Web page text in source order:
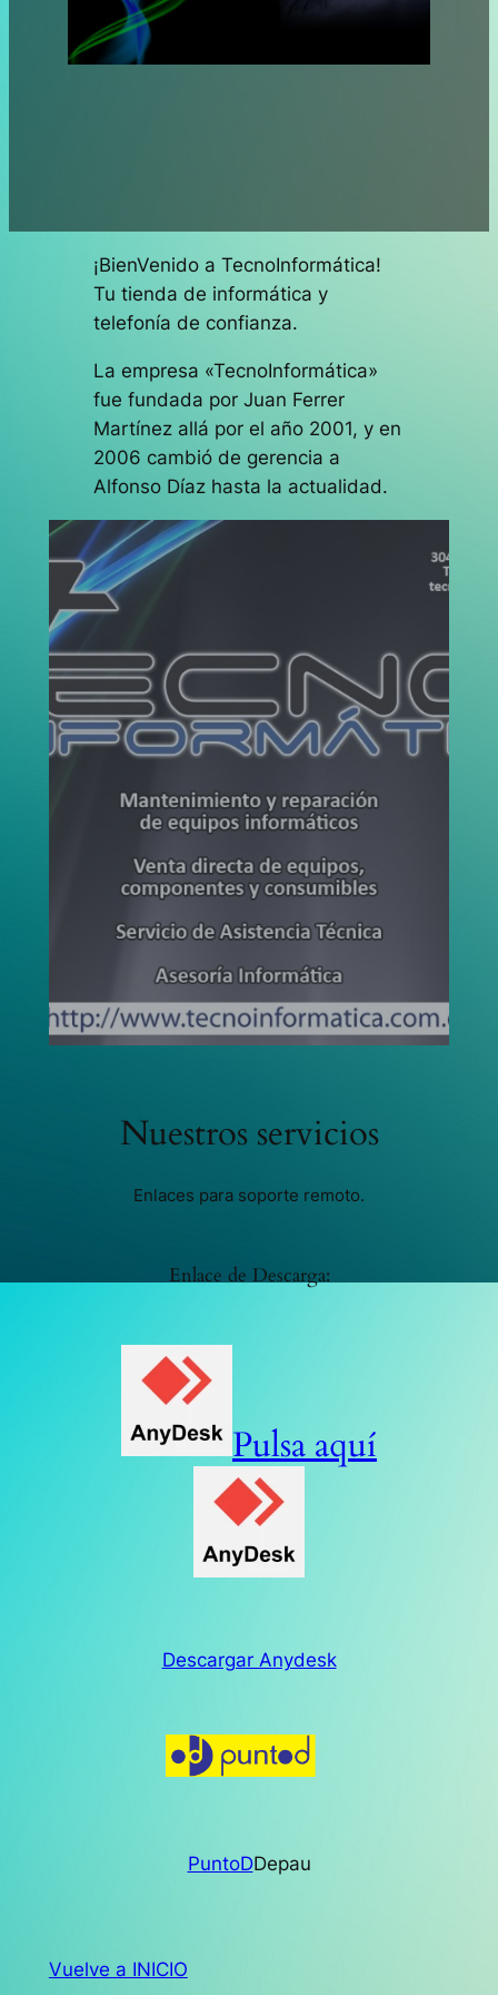
¡BienVenido a TecnoInformática!
Tu tienda de informática y
telefonía de confianza.
La empresa «TecnoInformática»
fue fundada por Juan Ferrer
Martínez allá por el año 2001, y en
2006 cambió de gerencia a
Alfonso Díaz hasta la actualidad.
Nuestros servicios
Enlaces para soporte remoto.
Enlace de Descarga:
Pulsa aquí
Descargar Anydesk
PuntoDDepau
Vuelve a INICIO